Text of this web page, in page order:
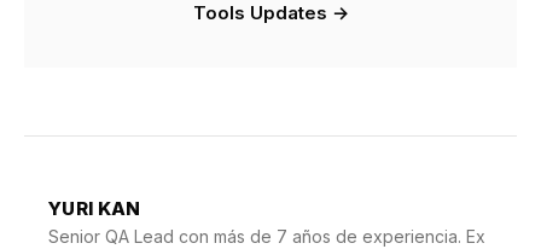
Tools Updates →
YURI KAN
Senior QA Lead con más de 7 años de experiencia. Ex